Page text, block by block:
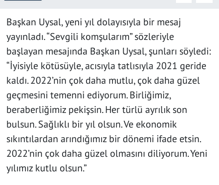
Başkan Uysal, yeni yıl dolayısıyla bir mesaj
yayınladı. “Sevgili komşularım” sözleriyle
başlayan mesajında Başkan Uysal, şunları söyledi:
“İyisiyle kötüsüyle, acısıyla tatlısıyla 2021 geride
kaldı. 2022’nin çok daha mutlu, çok daha güzel
geçmesini temenni ediyorum. Birliğimiz,
beraberliğimiz pekişsin. Her türlü ayrılık son
bulsun. Sağlıklı bir yıl olsun. Ve ekonomik
sıkıntılardan arındığımız bir dönemi ifade etsin.
2022’nin çok daha güzel olmasını diliyorum. Yeni
yılımız kutlu olsun.”